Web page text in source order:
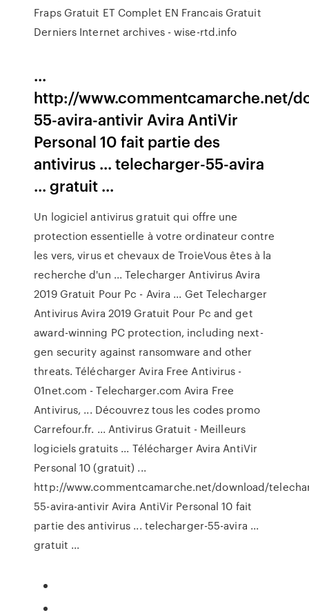
Fraps Gratuit ET Complet EN Francais Gratuit
Derniers Internet archives - wise-rtd.info
...
http://www.commentcamarche.net/
55-avira-antivir Avira AntiVir
Personal 10 fait partie des
antivirus ... telecharger-55-avira
... gratuit ...
Un logiciel antivirus gratuit qui offre une
protection essentielle à votre ordinateur contre
les vers, virus et chevaux de TroieVous êtes à la
recherche d'un ... Telecharger Antivirus Avira
2019 Gratuit Pour Pc - Avira ... Get Telecharger
Antivirus Avira 2019 Gratuit Pour Pc and get
award-winning PC protection, including next-
gen security against ransomware and other
threats. Télécharger Avira Free Antivirus -
01net.com - Telecharger.com Avira Free
Antivirus, ... Découvrez tous les codes promo
Carrefour.fr. ... Antivirus Gratuit - Meilleurs
logiciels gratuits ... Télécharger Avira AntiVir
Personal 10 (gratuit) ...
http://www.commentcamarche.net/download/
55-avira-antivir Avira AntiVir Personal 10 fait
partie des antivirus ... telecharger-55-avira ...
gratuit ...